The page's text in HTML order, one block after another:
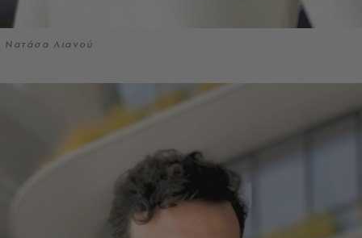
Νατάσα Λιανού